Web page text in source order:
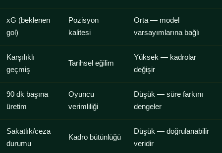
xG (beklenen
gol)
Pozisyon
kalitesi
Orta — model
varsayımlarına bağlı
Karşılıklı
geçmiş
Tarihsel eğilim
Yüksek — kadrolar
değişir
90 dk başına
üretim
Oyuncu
verimliliği
Düşük — süre farkını
dengeler
Sakatlık/ceza
durumu
Kadro bütünlüğü
Düşük — doğrulanabilir
veridir